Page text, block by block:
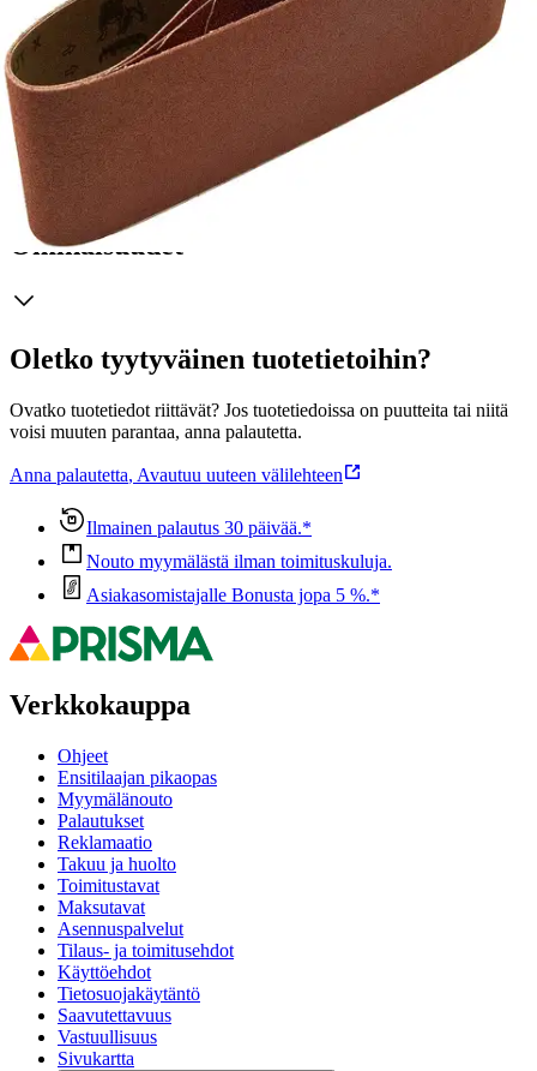
Hiolit XO on laadukas hiomanauha, joka soveltuu erinomaisesti
puun, maalin, metallin ja lattian hiontaan. Sen alumiinioksidi
hiomajyvä ja tekohartsisidos varmistavat tehokkaan ja kestävän
hionnan vaikeillekin materiaaleille. Nauhan reunat kestävät hyvin
kulutusta, ja se tarjoaa korkealuokkaisen hiontatuloksen erityisesti
aggressiivisiin hiontatarpeisiin, kuten paksun ruosteen poistamiseen.
Ominaisuudet
Oletko tyytyväinen tuotetietoihin?
Ovatko tuotetiedot riittävät? Jos tuotetiedoissa on puutteita tai niitä
voisi muuten parantaa, anna palautetta.
Anna palautetta, Avautuu uuteen välilehteen
Ilmainen palautus 30 päivää.*
Nouto myymälästä ilman toimituskuluja.
Asiakasomistajalle Bonusta jopa 5 %.*
Verkkokauppa
Ohjeet
Ensitilaajan pikaopas
Myymälänouto
Palautukset
Reklamaatio
Takuu ja huolto
Toimitustavat
Maksutavat
Asennuspalvelut
Tilaus- ja toimitusehdot
Käyttöehdot
Tietosuojakäytäntö
Saavutettavuus
Vastuullisuus
Sivukartta